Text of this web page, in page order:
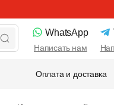
WhatsApp
Написать нам
Оплата и доставка